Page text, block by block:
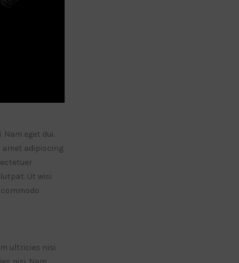
eget dui.
amet adipiscing
Ut wisi
ultricies nisi